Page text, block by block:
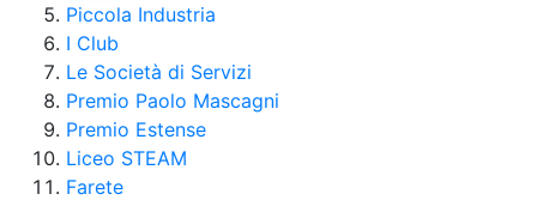
Piccola Industria
I Club
Le Società di Servizi
Premio Paolo Mascagni
Premio Estense
Liceo STEAM
Farete